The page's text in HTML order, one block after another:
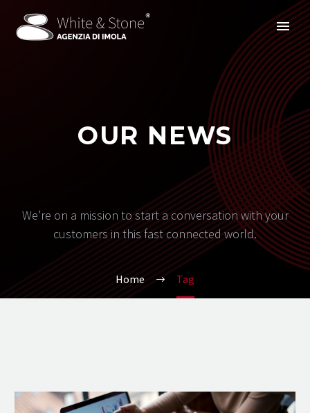
OUR NEWS
We’re on a mission to start a conversation with your
customers in this fast connected world.
Home Tag